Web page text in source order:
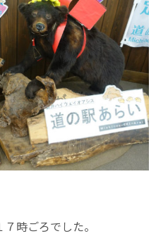
時ごろでした。